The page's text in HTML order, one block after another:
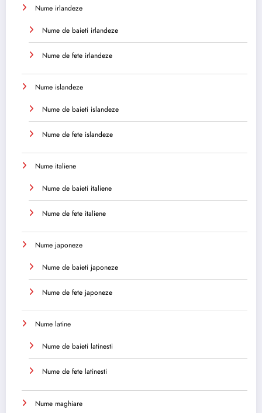
Nume irlandeze
Nume de baieti irlandeze
Nume de fete irlandeze
Nume islandeze
Nume de baieti islandeze
Nume de fete islandeze
Nume italiene
Nume de baieti italiene
Nume de fete italiene
Nume japoneze
Nume de baieti japoneze
Nume de fete japoneze
Nume latine
Nume de baieti latinesti
Nume de fete latinesti
Nume maghiare